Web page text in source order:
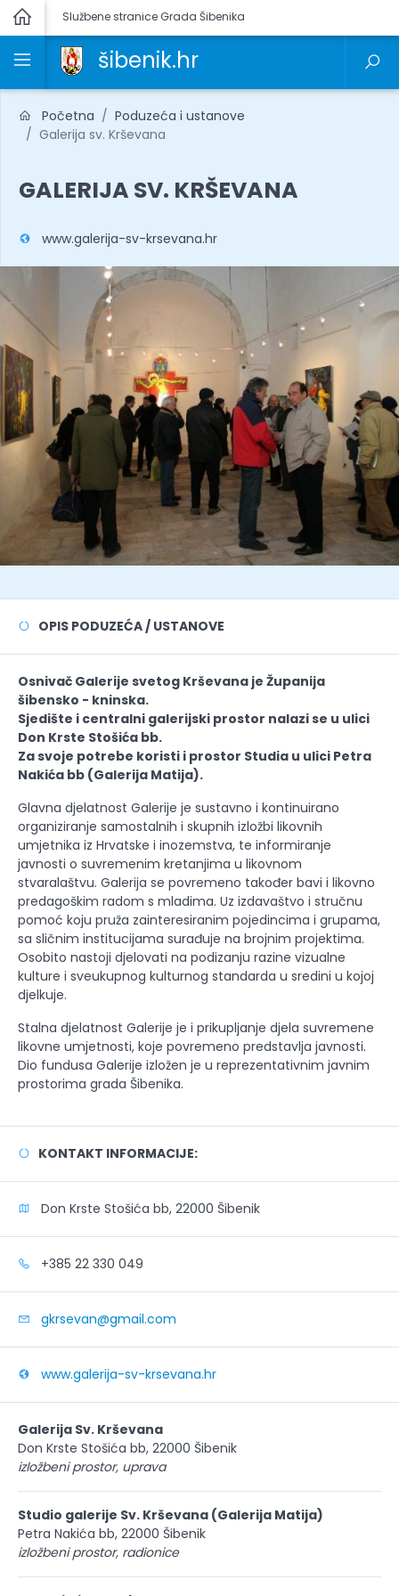
Službene stranice Grada Šibenika
šibenik.hr
Početna
Poduzeća i ustanove
Galerija sv. Krševana
GALERIJA SV. KRŠEVANA
www.galerija-sv-krsevana.hr
OPIS PODUZEĆA / USTANOVE
Osnivač Galerije svetog Krševana je Županija
šibensko - kninska.
Sjedište i centralni galerijski prostor nalazi se u ulici
Don Krste Stošića bb.
Za svoje potrebe koristi i prostor Studia u ulici Petra
Nakića bb (Galerija Matija).
Glavna djelatnost Galerije je sustavno i kontinuirano
organiziranje samostalnih i skupnih izložbi likovnih
umjetnika iz Hrvatske i inozemstva, te informiranje
javnosti o suvremenim kretanjima u likovnom
stvaralaštvu. Galerija se povremeno također bavi i likovno
predagoškim radom s mladima. Uz izdavaštvo i stručnu
pomoć koju pruža zainteresiranim pojedincima i grupama,
sa sličnim institucijama surađuje na brojnim projektima.
Osobito nastoji djelovati na podizanju razine vizualne
kulture i sveukupnog kulturnog standarda u sredini u kojoj
djelkuje.
Stalna djelatnost Galerije je i prikupljanje djela suvremene
likovne umjetnosti, koje povremeno predstavlja javnosti.
Dio fundusa Galerije izložen je u reprezentativnim javnim
prostorima grada Šibenika.
KONTAKT INFORMACIJE:
Don Krste Stošića bb, 22000 Šibenik
+385 22 330 049
gkrsevan@gmail.com
www.galerija-sv-krsevana.hr
Galerija Sv. Krševana
Don Krste Stošića bb, 22000 Šibenik
izložbeni prostor, uprava
Studio galerije Sv. Krševana (Galerija Matija)
Petra Nakića bb, 22000 Šibenik
izložbeni prostor, radionice